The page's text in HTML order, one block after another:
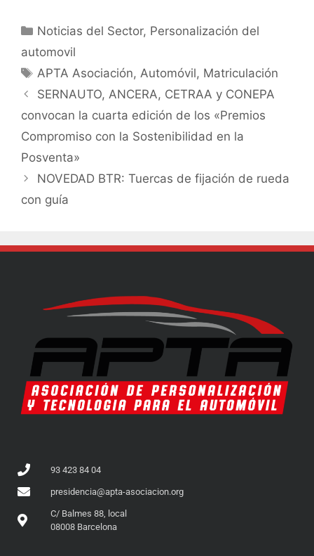
Noticias del Sector, Personalización del
automovil
APTA Asociación, Automóvil, Matriculación
SERNAUTO, ANCERA, CETRAA y CONEPA
convocan la cuarta edición de los «Premios
Compromiso con la Sostenibilidad en la
Posventa»
NOVEDAD BTR: Tuercas de fijación de rueda
con guía
93 423 84 04
presidencia@apta-asociacion.org
C/ Balmes 88, local
08008 Barcelona